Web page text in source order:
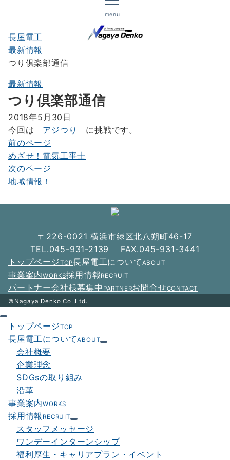
menu
長屋電工
最新情報
つり倶楽部通信
最新情報
つり倶楽部通信
2018年5月30日
今回は アジつり に挑戦です。
投
稿
ナ
ョ
ン
前のページ
めざせ！電気工事士
次のページ
地域情報！
〒226-0021 横浜市緑区北八朔町46-17
TEL.045-931-2139 FAX.045-931-3441
トップページTOP長屋電工について ABOUT
事業案内WORKS採用情報 RECRUIT
パートナー会社様募集中 PARTNERお問合せCONTACT
©Nagaya Denko Co.,Ltd.
トップページTOP
長屋電工についてABOUT
会社概要
企業理念
SDGsの取り組み
沿革
事業案内WORKS
採用情報 RECRUIT
スタッフメッセージ
ワンデーインターンシップ
福利厚生・キャリアプラン・イベント